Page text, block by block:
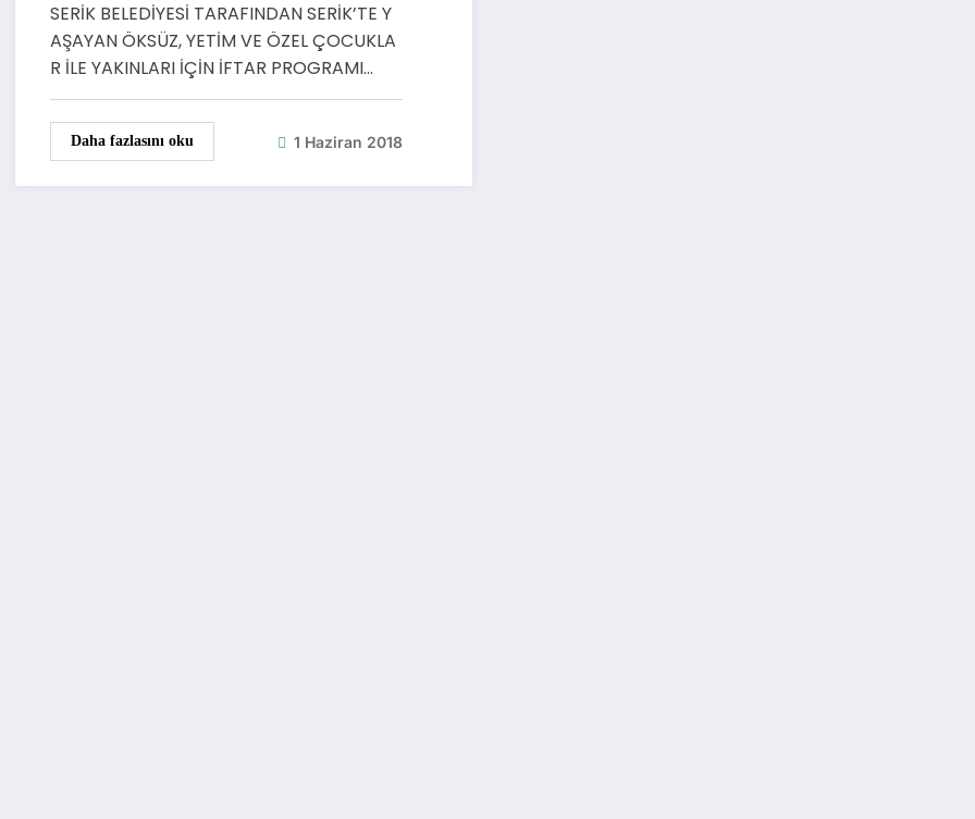
SERİK BELEDİYESİ TARAFINDAN SERİK’TE Y
AŞAYAN ÖKSÜZ, YETİM VE ÖZEL ÇOCUKLA
R İLE YAKINLARI İÇİN İFTAR PROGRAMI…
Daha fazlasını oku 1 Haziran 2018